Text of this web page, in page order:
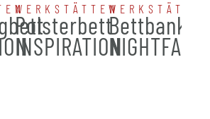
WERKSTÄTTEN
Polsterbett
INSPIRATION
Bettbank
NIGHTFALL